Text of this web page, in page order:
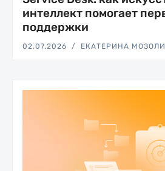
интеллект помогает
поддержки
02.07.2026 ЕКАТЕРИНА